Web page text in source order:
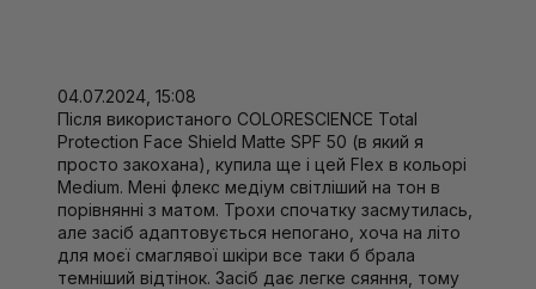
04.07.2024, 15:08
Після використаного COLORESCIENCE Total
Protection Face Shield Matte SPF 50 (в який я
просто закохана), купила ще і цей Flex в кольорі
Medium. Мені флекс медіум світліший на тон в
порівнянні з матом. Трохи спочатку засмутилась,
але засіб адаптовується непогано, хоча на літо
для моєї смаглявої шкіри все таки б брала
темніший відтінок. Засіб дає легке сяяння, тому